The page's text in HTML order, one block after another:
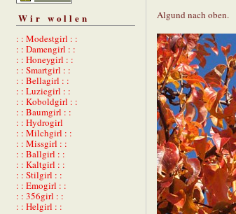
Wir wollen
: : Modestgirl : :
: : Damengirl : :
: : Honeygirl : :
: : Smartgirl : :
: : Bellagirl : :
: : Luziegirl : :
: : Koboldgirl : :
: : Baumgirl : :
: : Hydrogirl
: : Milchgirl : :
: : Missgirl : :
: : Ballgirl : :
: : Kaltgirl : :
: : Stilgirl : :
: : Emogirl : :
: : 356girl : :
: : Helgirl : :
Algund nach oben.